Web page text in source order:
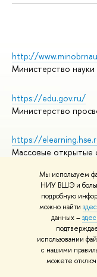
Мы используем
НИУ ВШЭ и
подробную
можно найти
данных –
использовании
с нашими
можете
http://
Министерство
https://edu.gov.ru/
Министерство
https://
Массовые открытые
© НИУ ВШЭ 1993–2026
Условия
Политика
Правила применения
Карта сайта